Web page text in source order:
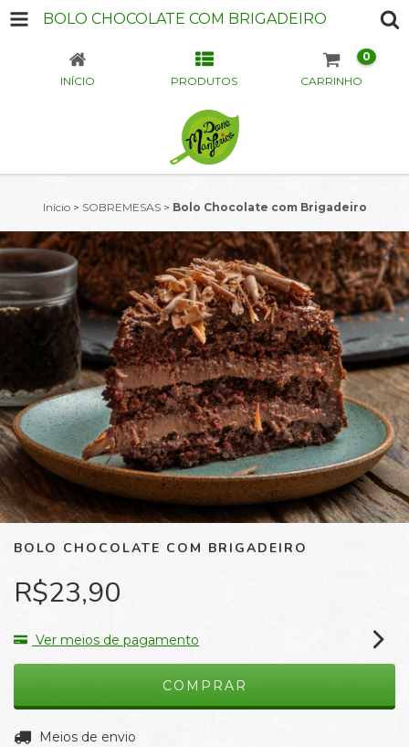
BOLO CHOCOLATE COM BRIGADEIRO
INÍCIO PRODUTOS CARRINHO
0
Início > SOBREMESAS > Bolo Chocolate com Brigadeiro
BOLO CHOCOLATE COM BRIGADEIRO
R$23,90
Ver meios de pagamento
Entregas para o CEP:
Meios de envio